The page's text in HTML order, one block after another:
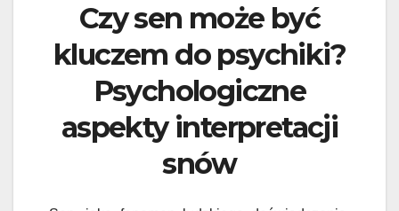
Czy sen może być
kluczem do psychiki?
Psychologiczne
aspekty interpretacji
snów